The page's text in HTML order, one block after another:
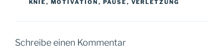
KNIE , MOTIVATION , PAUSE , VERLETZUNG
Schreibe einen Kommentar